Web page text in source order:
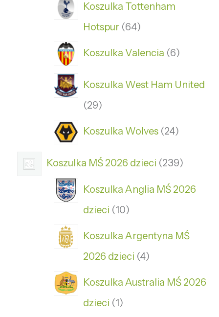
Koszulka Tottenham
Hotspur 64
Koszulka Valencia 6
Koszulka West Ham United
29
Koszulka Wolves 24
Koszulka MŚ 2026 dzieci 239
Koszulka Anglia MŚ 2026
dzieci 10
Koszulka Argentyna MŚ
2026 dzieci 4
Koszulka Australia MŚ 2026
dzieci 1